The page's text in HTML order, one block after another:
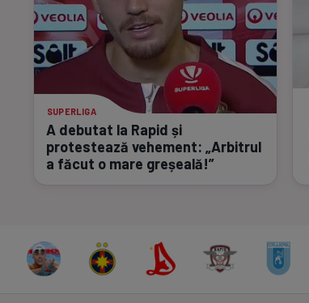
SUPERLIGA
A debutat la Rapid și
protestează vehement: „Arbitrul
a făcut o mare greșeală!”